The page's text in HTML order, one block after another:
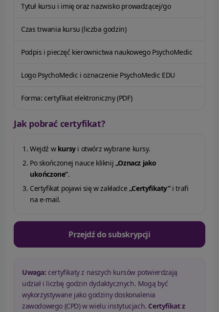
Tytuł kursu i imię oraz nazwisko prowadzącej/go
Czas trwania kursu (liczba godzin)
Podpis i pieczęć kierownictwa naukowego PsychoMedic
Logo PsychoMedic i oznaczenie PsychoMedic EDU
Forma: certyfikat elektroniczny (PDF)
Jak pobrać certyfikat?
Wejdź w kursyi otwórz wybrane kursy.
Po skończonej nauce kliknij „Oznacz jako
ukończone”.
Certyfikat pojawi się w zakładce „Certyfikaty”i trafi
na e-mail.
Przejdź do subskrypcji
Uwaga: certyfikaty z naszych kursów potwierdzają
udział i liczbę godzin dydaktycznych. Mogą być
wykorzystywane jako godziny doskonalenia
zawodowego (CPD) w wielu instytucjach. Certyfikat z